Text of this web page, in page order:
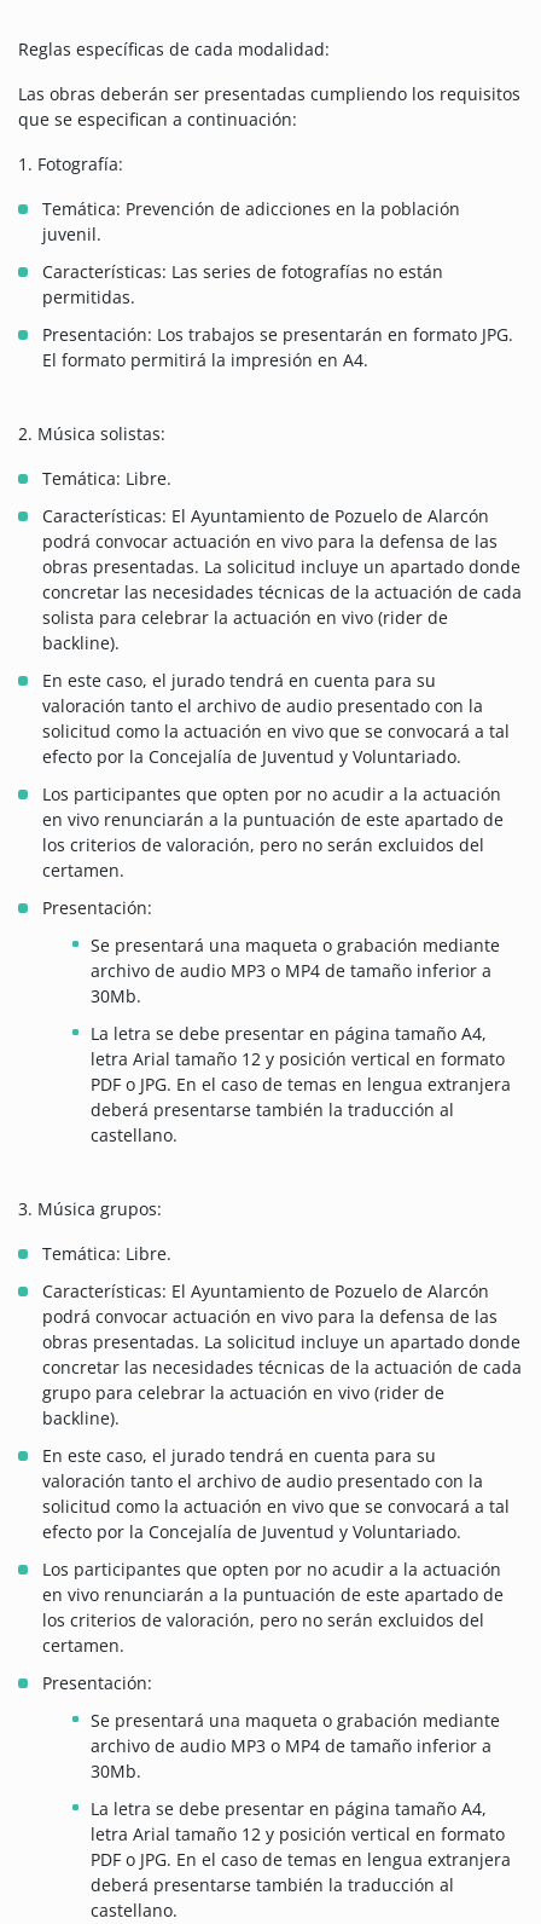
Reglas específicas de cada modalidad:
Las obras deberán ser presentadas cumpliendo los requisitos
que se especifican a continuación:
1. Fotografía:
Temática: Prevención de adicciones en la población
juvenil.
Características: Las series de fotografías no están
permitidas.
Presentación: Los trabajos se presentarán en formato JPG.
El formato permitirá la impresión en A4.
2. Música solistas:
Temática: Libre.
Características: El Ayuntamiento de Pozuelo de Alarcón
podrá convocar actuación en vivo para la defensa de las
obras presentadas. La solicitud incluye un apartado donde
concretar las necesidades técnicas de la actuación de cada
solista para celebrar la actuación en vivo (rider de
backline).
En este caso, el jurado tendrá en cuenta para su
valoración tanto el archivo de audio presentado con la
solicitud como la actuación en vivo que se convocará a tal
efecto por la Concejalía de Juventud y Voluntariado.
Los participantes que opten por no acudir a la actuación
en vivo renunciarán a la puntuación de este apartado de
los criterios de valoración, pero no serán excluidos del
certamen.
Presentación:
Se presentará una maqueta o grabación mediante
archivo de audio MP3 o MP4 de tamaño inferior a
30Mb.
La letra se debe presentar en página tamaño A4,
letra Arial tamaño 12 y posición vertical en formato
PDF o JPG. En el caso de temas en lengua extranjera
deberá presentarse también la traducción al
castellano.
3. Música grupos:
Temática: Libre.
Características: El Ayuntamiento de Pozuelo de Alarcón
podrá convocar actuación en vivo para la defensa de las
obras presentadas. La solicitud incluye un apartado donde
concretar las necesidades técnicas de la actuación de cada
grupo para celebrar la actuación en vivo (rider de
backline).
En este caso, el jurado tendrá en cuenta para su
valoración tanto el archivo de audio presentado con la
solicitud como la actuación en vivo que se convocará a tal
efecto por la Concejalía de Juventud y Voluntariado.
Los participantes que opten por no acudir a la actuación
en vivo renunciarán a la puntuación de este apartado de
los criterios de valoración, pero no serán excluidos del
certamen.
Presentación:
Se presentará una maqueta o grabación mediante
archivo de audio MP3 o MP4 de tamaño inferior a
30Mb.
La letra se debe presentar en página tamaño A4,
letra Arial tamaño 12 y posición vertical en formato
PDF o JPG. En el caso de temas en lengua extranjera
deberá presentarse también la traducción al
castellano.